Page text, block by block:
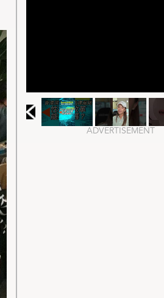
ADVERTISEMENT